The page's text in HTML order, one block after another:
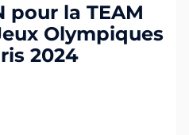
pour la TEAM
Olympiques
2024